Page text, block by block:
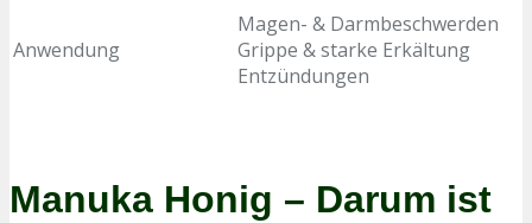
Anwendung
Magen- & Darmbeschwerden
Grippe & starke Erkältung
Entzündungen
Manuka Honig – Darum ist